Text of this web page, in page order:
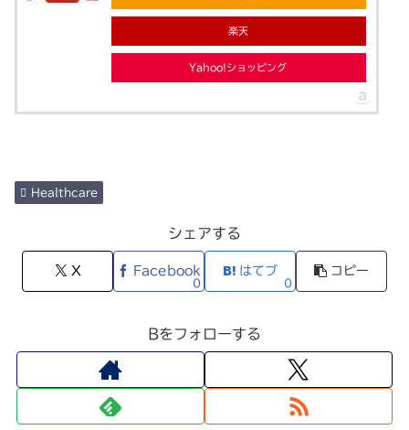
楽天
Yahoo!ショッピング
Healthcare
シェアする
X Facebook
0
はてブ
0
コピー
Bをフォローする